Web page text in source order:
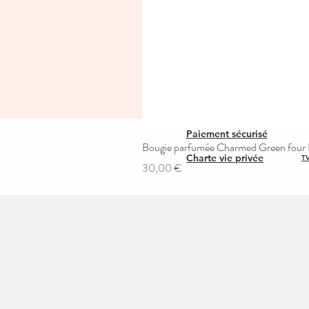
Bougie parfumée Charmed Green
Prix
30,00 €
Paiement sécurisé
Charte vie privée